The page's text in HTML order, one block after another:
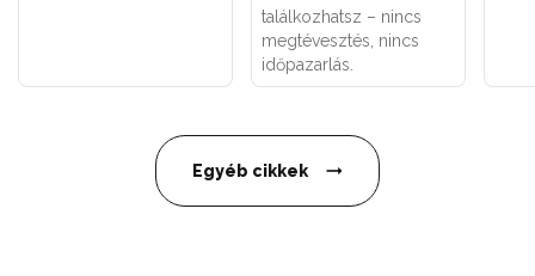
találkozhatsz – nincs
megtévesztés, nincs
időpazarlás.
Egyéb cikkek